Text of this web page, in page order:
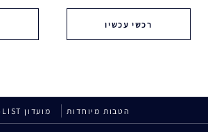
רכשי עכשיו
הטבות מיוחדות מועדון ESTÉE E-LIST